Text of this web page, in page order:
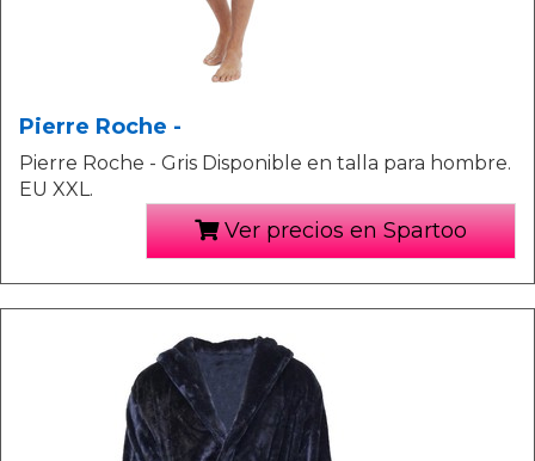
Pierre Roche -
Pierre Roche - Gris Disponible en talla para hombre.
EU XXL.
Ver precios en Spartoo